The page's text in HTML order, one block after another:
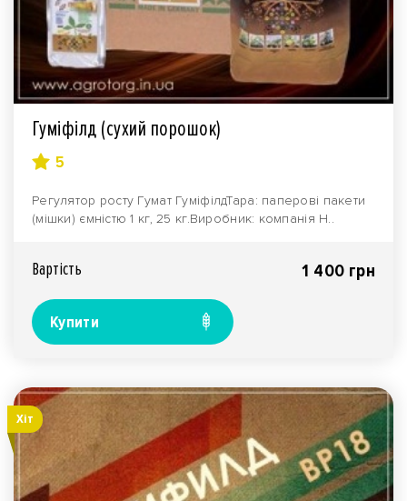
Гуміфілд (сухий порошок)
5
Регулятор росту Гумат ГуміфілдТара: паперові пакети
(мішки) ємністю 1 кг, 25 кг.Виробник: компанія H..
Вартiсть 1 400 грн
Купити
Хiт